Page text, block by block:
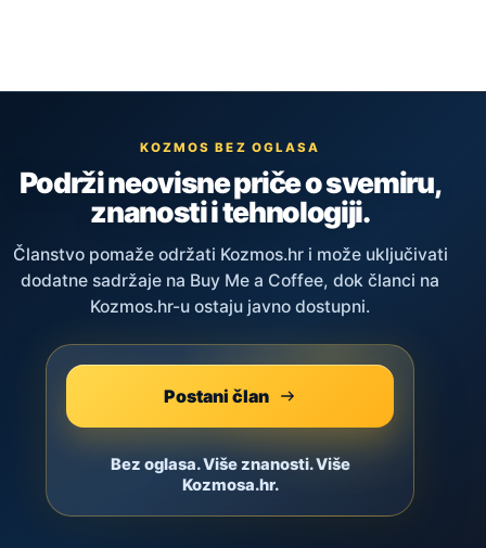
KOZMOS BEZ OGLASA
Podrži neovisne priče o svemiru,
znanosti i tehnologiji.
Članstvo pomaže održati Kozmos.hr i može uključivati
dodatne sadržaje na Buy Me a Coffee, dok članci na
Kozmos.hr-u ostaju javno dostupni.
Postani član
Bez oglasa. Više znanosti. Više
Kozmosa.hr.